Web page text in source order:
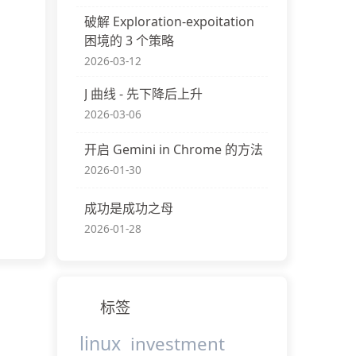
破解 Exploration-expoitation
困境的 3 个策略
2026-03-12
J 曲线 - 先下降后上升
2026-03-06
开启 Gemini in Chrome 的方法
2026-01-30
成功是成功之母
2026-01-28
标签
linux investment